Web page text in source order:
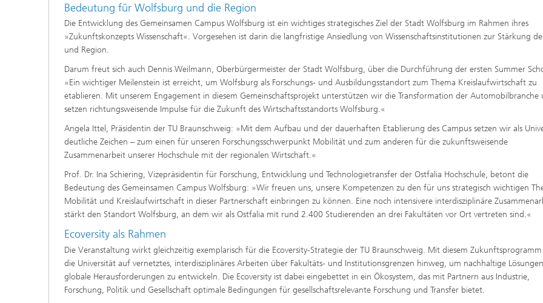
Bedeutung für Wolfsburg und die Region
Die Entwicklung des Gemeinsamen Campus Wolfsburg ist ein wichtiges strategisches Ziel der Stadt Wolfsburg im Rahmen ihres
»Zukunftskonzepts Wissenschaft«. Vorgesehen ist darin die langfristige Ansiedlung von Wissenschaftsinstitutionen zur Stärkung
und Region.
Darum freut sich auch Dennis Weilmann, Oberbürgermeister der Stadt Wolfsburg, über die Durchführung der ersten Summer
»Ein wichtiger Meilenstein ist erreicht, um Wolfsburg als Forschungs- und Ausbildungsstandort zum Thema Kreislaufwirtschaft zu
etablieren. Mit unserem Engagement in diesem Gemeinschaftsprojekt unterstützen wir die Transformation der Automobilbranche
setzen richtungsweisende Impulse für die Zukunft des Wirtschaftsstandorts Wolfsburg.«
Angela Ittel, Präsidentin der TU Braunschweig: »Mit dem Aufbau und der dauerhaften Etablierung des Campus setzen wir als
deutliche Zeichen – zum einen für unseren Forschungsschwerpunkt Mobilität und zum anderen für die zukunftsweisende
Zusammenarbeit unserer Hochschule mit der regionalen Wirtschaft.«
Prof. Dr. Ina Schiering, Vizepräsidentin für Forschung, Entwicklung und Technologietransfer der Ostfalia Hochschule, betont die
Bedeutung des Gemeinsamen Campus Wolfsburg: »Wir freuen uns, unsere Kompetenzen zu den für uns strategisch wichtigen
Mobilität und Kreislaufwirtschaft in dieser Partnerschaft einbringen zu können. Eine noch intensivere interdisziplinäre
stärkt den Standort Wolfsburg, an dem wir als Ostfalia mit rund 2.400 Studierenden an drei Fakultäten vor Ort vertreten sind.«
Ecoversity als Rahmen
Die Veranstaltung wirkt gleichzeitig exemplarisch für die Ecoversity-Strategie der TU Braunschweig. Mit diesem
die Universität auf vernetztes, interdisziplinäres Arbeiten über Fakultäts- und Institutionsgrenzen hinweg, um nachhaltige
globale Herausforderungen zu entwickeln. Die Ecoversity ist dabei eingebettet in ein Ökosystem, das mit Partnern aus Industrie,
Forschung, Politik und Gesellschaft optimale Bedingungen für gesellschaftsrelevante Forschung und Transfer bietet.